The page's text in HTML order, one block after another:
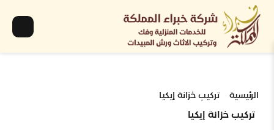
الرئيسية تركيب خزانة إيكيا
تركيب خزانة إيكيا